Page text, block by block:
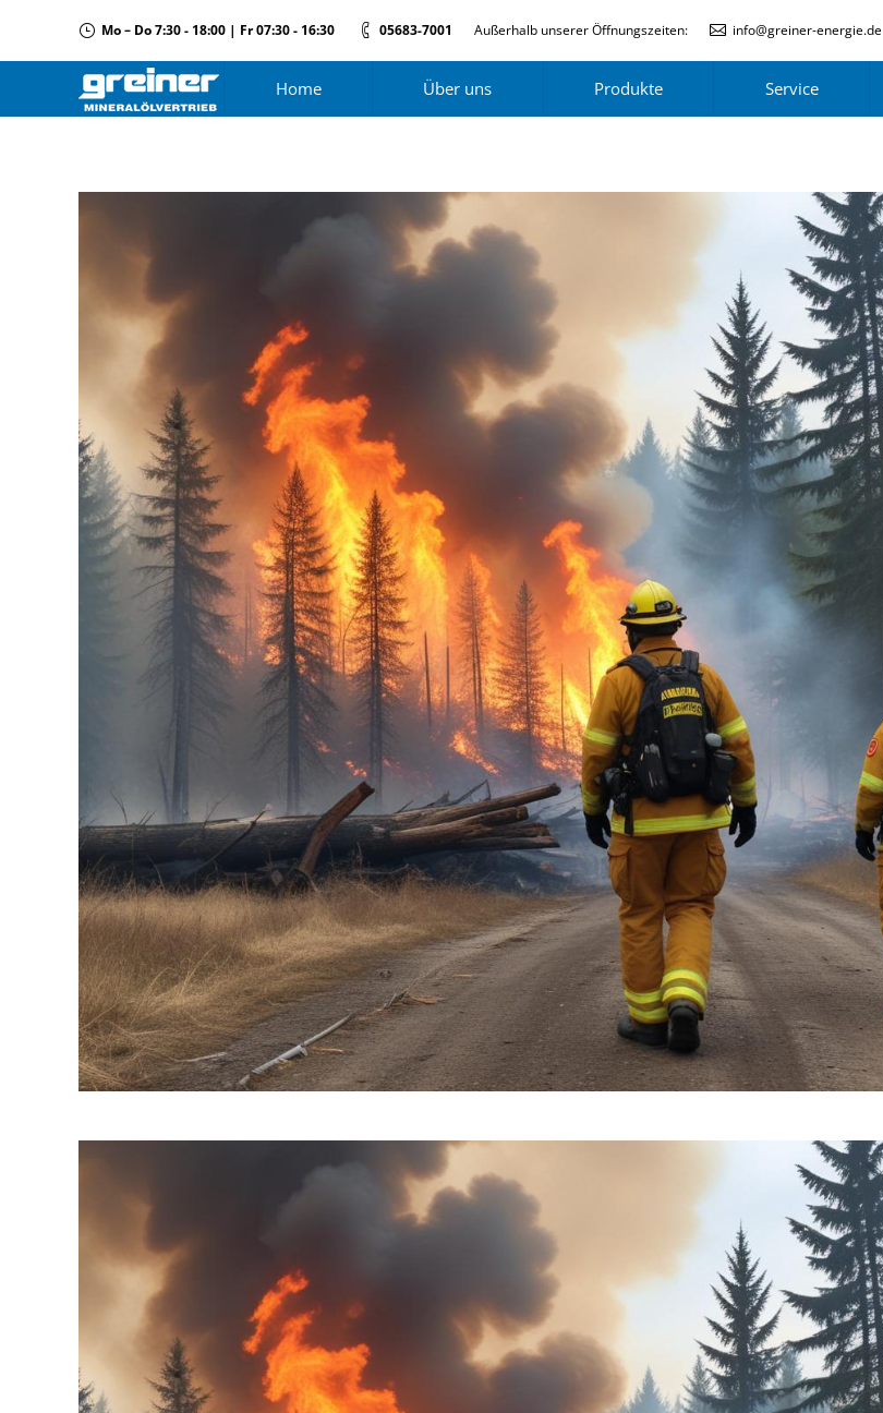
Mo – Do 7:30 - 18:00 | Fr 07:30 - 16:30 05683-7001 Außerhalb unserer Öffnungszeiten: info@greiner-energie.de
Home Über uns Produkte Service